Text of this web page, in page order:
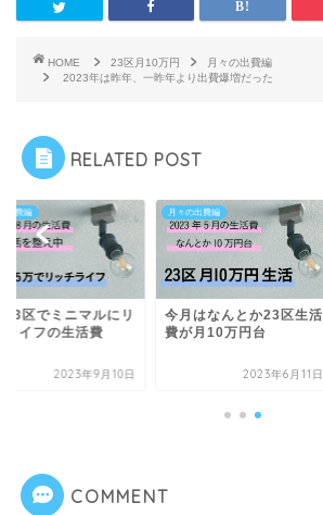
HOME 23区月10万円
月々の出費編
2023年は昨年、一昨年より出費爆増だった
RELATED POST
出費編
23区でミニマルにリ
ライフの生活費
2023年9月10日
月々の出費編
今月はなんとか23区生活
費が月10万円台
2023年6月11日
COMMENT